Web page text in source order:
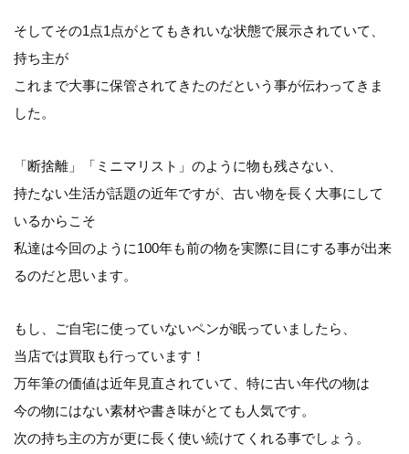
そしてその1点1点がとてもきれいな状態で展示されていて、
持ち主が
これまで大事に保管されてきたのだという事が伝わってきま
した。
「断捨離」「ミニマリスト」のように物も残さない、
持たない生活が話題の近年ですが、古い物を長く大事にして
いるからこそ
私達は今回のように100年も前の物を実際に目にする事が出来
るのだと思います。
もし、ご自宅に使っていないペンが眠っていましたら、
当店では買取も行っています！
万年筆の価値は近年見直されていて、特に古い年代の物は
今の物にはない素材や書き味がとても人気です。
次の持ち主の方が更に長く使い続けてくれる事でしょう。